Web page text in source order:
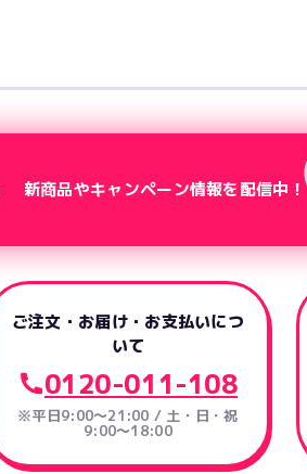
新商品やキャンペーン情報を配信中！
ご注文・お届け・お支払いにつ
いて
0120-011-108
※平日9:00～21:00 / 土・日・祝
9:00～18:00